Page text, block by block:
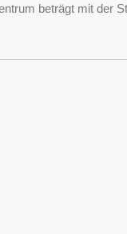
beträgt mit der